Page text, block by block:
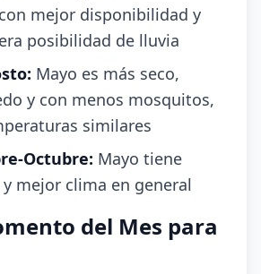
mejor disponibilidad y
posibilidad de lluvia
Mayo es más seco,
y con menos mosquitos,
similares
Octubre: Mayo tiene
mejor clima en general
del Mes para